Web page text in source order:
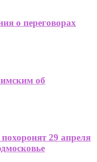
о переговорах
об
29 апреля